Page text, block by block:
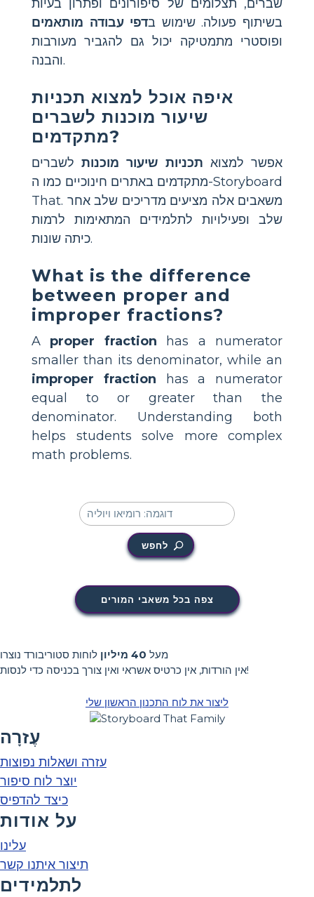
שברים, תצלומים של סיפורונים ופתרון בעיות
בשיתוף פעולה. שימוש בדפי עבודה מותאמים
ופוסטרי מתמטיקה יכול גם להגביר מעורבות
והבנה.
איפה אוכל למצוא תכניות
שיעור מוכנות לשברים
מתקדמים?
אפשר למצוא תכניות שיעור מוכנות לשברים
מתקדמים באתרים חינוכיים כמו ה-Storyboard
That. משאבים אלה מציעים מדריכים שלב אחר
שלב ופעילויות לתלמידים המתאימות לרמות
כיתה שונות.
What is the difference
between proper and
improper fractions?
A proper fraction has a numerator
smaller than its denominator, while an
improper fraction has a numerator
equal to or greater than the
denominator. Understanding both
helps students solve more complex
math problems.
לחפש
צפה בכל משאבי המורים
מעל 40 מיליון
לוחות סטוריבורד נוצרו
אין הורדות, אין כרטיס אשראי ואין צורך בכניסה כדי לנסות!
ליצור את לוח התכנון הראשון שלי
עֶזרָה
עזרה ושאלות נפוצות
יוצר לוח סיפור
כיצד להדפיס
על אודות
עלינו
תיצור איתנו קשר
לתלמידים